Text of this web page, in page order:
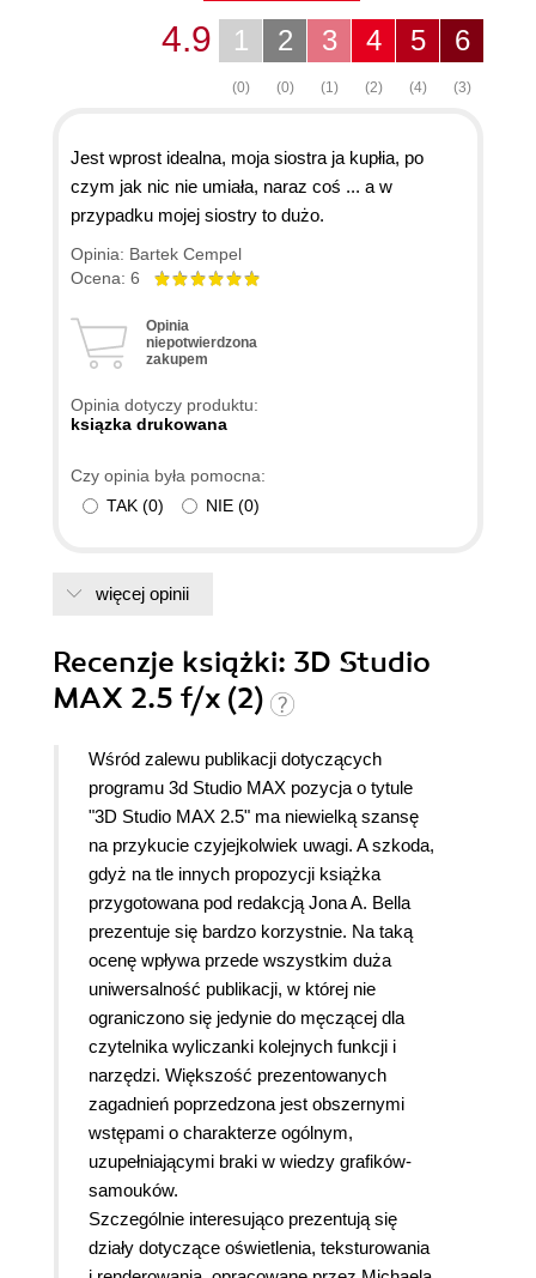
6
(3)
5
(4)
4
(2)
3
(1)
2
(0)
1
(0)
4.9
Jest wprost idealna, moja siostra ja kupłia, po
czym jak nic nie umiała, naraz coś ... a w
przypadku mojej siostry to dużo.
Opinia: Bartek Cempel
Ocena: 6
Opinia
niepotwierdzona
zakupem
Opinia dotyczy produktu:
ksiązka drukowana
Czy opinia była pomocna:
TAK (0) NIE (0)
więcej opinii
Recenzje książki: 3D Studio
MAX 2.5 f/x (2)
Wśród zalewu publikacji dotyczących
programu 3d Studio MAX pozycja o tytule
"3D Studio MAX 2.5" ma niewielką szansę
na przykucie czyjejkolwiek uwagi. A szkoda,
gdyż na tle innych propozycji książka
przygotowana pod redakcją Jona A. Bella
prezentuje się bardzo korzystnie. Na taką
ocenę wpływa przede wszystkim duża
uniwersalność publikacji, w której nie
ograniczono się jedynie do męczącej dla
czytelnika wyliczanki kolejnych funkcji i
narzędzi. Większość prezentowanych
zagadnień poprzedzona jest obszernymi
wstępami o charakterze ogólnym,
uzupełniającymi braki w wiedzy grafików-
samouków.
Szczególnie interesująco prezentują się
działy dotyczące oświetlenia, teksturowania